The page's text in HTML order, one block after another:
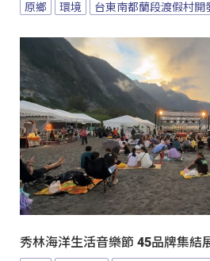
原鄉 環境 台東南都蘭段渡假村開
秀林海洋生活音樂節 45品牌集結